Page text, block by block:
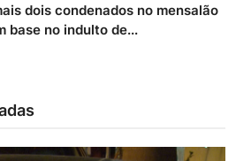
dois condenados no mensalão
base no indulto de...